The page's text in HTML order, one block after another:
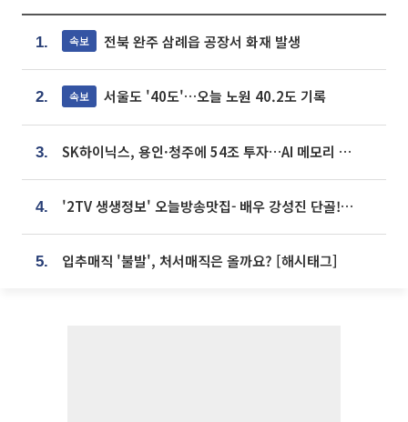
1. 속보 전북 완주 삼례읍 공장서 화재 발생
2. 속보 서울도 '40도'…오늘 노원 40.2도 기록
3. SK하이닉스, 용인·청주에 54조 투자…AI 메모리 생산기지 키운다
4. '2TV 생생정보' 오늘방송맛집- 배우 강성진 단골! 쌀국수ㆍ푸팟퐁 커리 맛집 '블○○○'
5. 입추매직 '불발', 처서매직은 올까요? [해시태그]